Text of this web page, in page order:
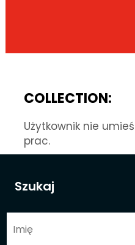
Szukaj
COLLECTION:
Użytkownik nie
prac.